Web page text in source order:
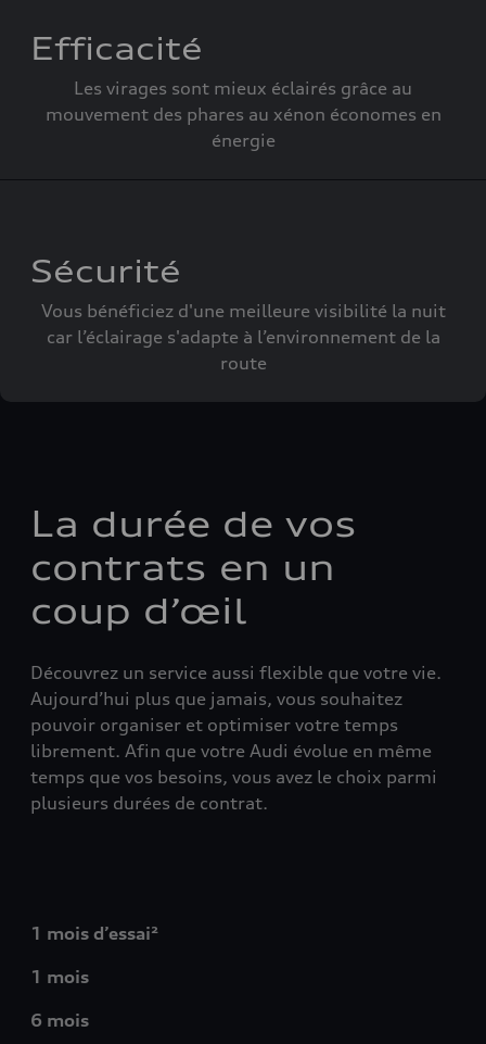
Efficacité
Les virages sont mieux éclairés grâce au
mouvement des phares au xénon économes en
énergie
Sécurité
Vous bénéficiez d'une meilleure visibilité la nuit
car l’éclairage s'adapte à l’environnement de la
route
La durée de vos
contrats en un
coup d’œil
Découvrez un service aussi flexible que votre vie.
Aujourd’hui plus que jamais, vous souhaitez
pouvoir organiser et optimiser votre temps
librement. Afin que votre Audi évolue en même
temps que vos besoins, vous avez le choix parmi
plusieurs durées de contrat.
1 mois d’essai²
1 mois
6 mois